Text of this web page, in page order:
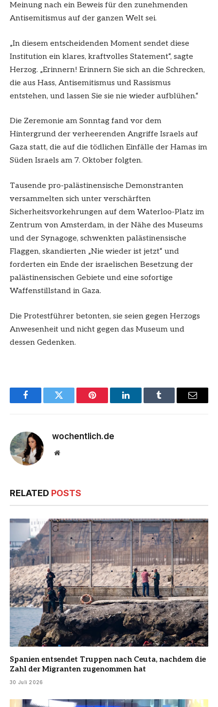
Meinung nach ein Beweis für den zunehmenden
Antisemitismus auf der ganzen Welt sei.
„In diesem entscheidenden Moment sendet diese
Institution ein klares, kraftvolles Statement“, sagte
Herzog. „Erinnern! Erinnern Sie sich an die Schrecken,
die aus Hass, Antisemitismus und Rassismus
entstehen, und lassen Sie sie nie wieder aufblühen.“
Die Zeremonie am Sonntag fand vor dem
Hintergrund der verheerenden Angriffe Israels auf
Gaza statt, die auf die tödlichen Einfälle der Hamas im
Süden Israels am 7. Oktober folgten.
Tausende pro-palästinensische Demonstranten
versammelten sich unter verschärften
Sicherheitsvorkehrungen auf dem Waterloo-Platz im
Zentrum von Amsterdam, in der Nähe des Museums
und der Synagoge, schwenkten palästinensische
Flaggen, skandierten „Nie wieder ist jetzt“ und
forderten ein Ende der israelischen Besetzung der
palästinensischen Gebiete und eine sofortige
Waffenstillstand in Gaza.
Die Protestführer betonten, sie seien gegen Herzogs
Anwesenheit und nicht gegen das Museum und
dessen Gedenken.
FacebookTwitter Pinterest LinkedInTumblr Email
wochentlich.de
Website
RELATED POSTS
Spanien entsendet Truppen nach Ceuta, nachdem die
Zahl der Migranten zugenommen hat
30 Juli 2026